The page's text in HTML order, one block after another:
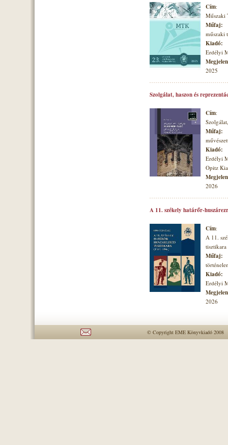
Cím:
Műszaki
Műfaj:
műszaki
Kiadó:
Erdélyi
2025
Szolgálat, haszon és
Cím:
Műfaj:
Kiadó:
Erdélyi
Opitz
2026
A 11. székely határőr-
Cím:
A 11.
tisztikara
Műfaj:
Kiadó:
Erdélyi
2026
© Copyright EME Könyvkiadó 2008